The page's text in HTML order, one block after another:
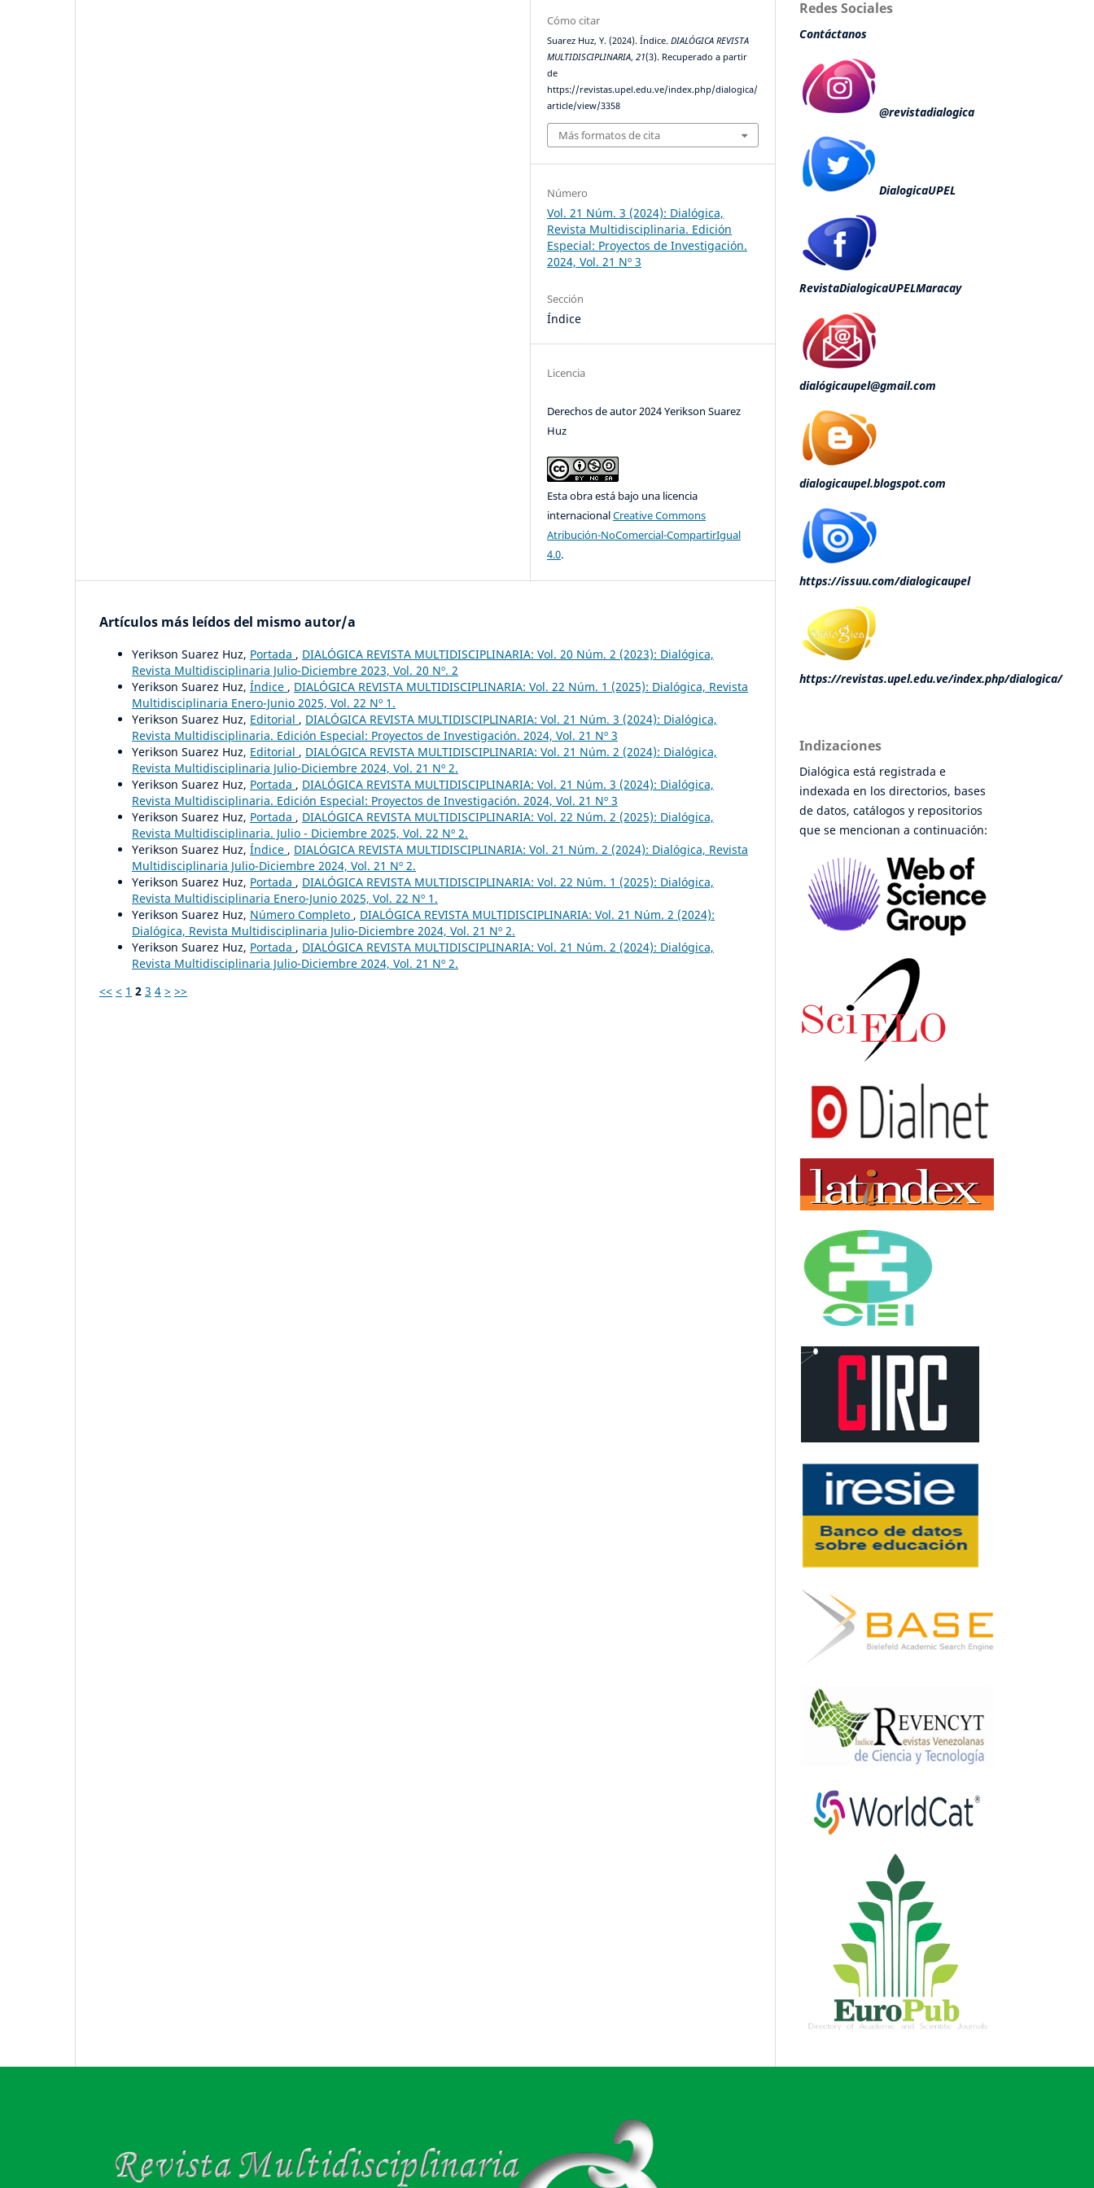
Cómo citar
Suarez Huz, Y. (2024). Índice.DIALÓGICA REVISTA
MULTIDISCIPLINARIA,21(3). Recuperado a partir
de
https://revistas.upel.edu.ve/index.php/dialogica/
article/view/3358
Más formatos de cita
Número
Vol. 21 Núm. 3 (2024): Dialógica,
Revista Multidisciplinaria. Edición
Especial: Proyectos de Investigación.
2024, Vol. 21 Nº 3
Sección
Índice
Licencia
Derechos de autor 2024 Yerikson Suarez
Huz
Esta obra está bajo una licencia
internacionalCreative Commons
Atribución-NoComercial-CompartirIgual
4.0.
Artículos más leídos del mismo autor/a
Yerikson Suarez Huz, Portada , DIALÓGICA REVISTA MULTIDISCIPLINARIA: Vol. 20 Núm. 2 (2023): Dialógica,
Revista Multidisciplinaria Julio-Diciembre 2023, Vol. 20 Nº. 2
Yerikson Suarez Huz, Índice , DIALÓGICA REVISTA MULTIDISCIPLINARIA: Vol. 22 Núm. 1 (2025): Dialógica, Revista
Multidisciplinaria Enero-Junio 2025, Vol. 22 Nº 1.
Yerikson Suarez Huz, Editorial , DIALÓGICA REVISTA MULTIDISCIPLINARIA: Vol. 21 Núm. 3 (2024): Dialógica,
Revista Multidisciplinaria. Edición Especial: Proyectos de Investigación. 2024, Vol. 21 Nº 3
Yerikson Suarez Huz, Editorial , DIALÓGICA REVISTA MULTIDISCIPLINARIA: Vol. 21 Núm. 2 (2024): Dialógica,
Revista Multidisciplinaria Julio-Diciembre 2024, Vol. 21 Nº 2.
Yerikson Suarez Huz, Portada , DIALÓGICA REVISTA MULTIDISCIPLINARIA: Vol. 21 Núm. 3 (2024): Dialógica,
Revista Multidisciplinaria. Edición Especial: Proyectos de Investigación. 2024, Vol. 21 Nº 3
Yerikson Suarez Huz, Portada , DIALÓGICA REVISTA MULTIDISCIPLINARIA: Vol. 22 Núm. 2 (2025): Dialógica,
Revista Multidisciplinaria. Julio - Diciembre 2025, Vol. 22 Nº 2.
Yerikson Suarez Huz, Índice , DIALÓGICA REVISTA MULTIDISCIPLINARIA: Vol. 21 Núm. 2 (2024): Dialógica, Revista
Multidisciplinaria Julio-Diciembre 2024, Vol. 21 Nº 2.
Yerikson Suarez Huz, Portada , DIALÓGICA REVISTA MULTIDISCIPLINARIA: Vol. 22 Núm. 1 (2025): Dialógica,
Revista Multidisciplinaria Enero-Junio 2025, Vol. 22 Nº 1.
Yerikson Suarez Huz, Número Completo , DIALÓGICA REVISTA MULTIDISCIPLINARIA: Vol. 21 Núm. 2 (2024):
Dialógica, Revista Multidisciplinaria Julio-Diciembre 2024, Vol. 21 Nº 2.
Yerikson Suarez Huz, Portada , DIALÓGICA REVISTA MULTIDISCIPLINARIA: Vol. 21 Núm. 2 (2024): Dialógica,
Revista Multidisciplinaria Julio-Diciembre 2024, Vol. 21 Nº 2.
<< < 1 2 3 4 > >>
Redes Sociales
Contáctanos
@revistadialogica
DialogicaUPEL
RevistaDialogicaUPELMaracay
dialógicaupel@gmail.com
dialogicaupel.blogspot.com
https://issuu.com/dialogicaupel
https://revistas.upel.edu.ve/index.php/dialogica/
Indizaciones
Dialógica está registrada e
indexada en los directorios, bases
de datos, catálogos y repositorios
que se mencionan a continuación: